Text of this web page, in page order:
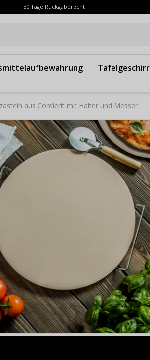
30 Tage Rückgaberecht
Tafelgeschirr
aus Cordierit mit Halter und Messer